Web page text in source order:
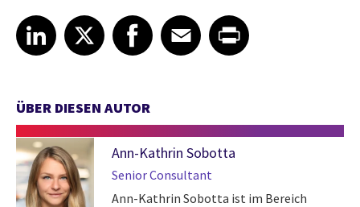
Share article on LinkedIn
LinkedIn
Share article on XShare article on Facebook
Facebook
Share article on Email
EmailShare article on Print
ÜBER DIESEN AUTOR
Ann-Kathrin Sobotta
Senior Consultant
Ann-Kathrin Sobotta ist im Bereich